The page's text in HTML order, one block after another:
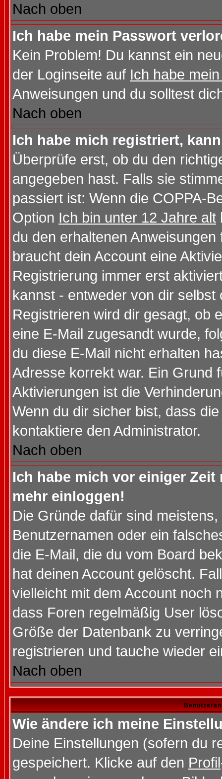
Nach oben
Ich habe mein Passwort
Kein Problem! Du kannst ein
der Loginseite auf Ich habe
Anweisungen und du solltest
Nach oben
Ich habe mich registriert,
Überprüfe erst, ob du den
angegeben hast. Falls sie
passiert ist: Wenn die COPPA-
Option Ich bin unter 12 Jahre alt
du den erhaltenen
braucht dein Account eine
Registrierung immer erst
kannst - entweder von dir selbst
Registrieren wird dir gesagt, ob
eine E-Mail zugesandt wurde,
du diese E-Mail nicht erhalten
Adresse korrekt war. Ein Grund
Aktivierungen ist die
Wenn du dir sicher bist, dass
kontaktiere den Administrator.
Nach oben
Ich habe mich vor einiger
mehr einloggen!
Die Gründe dafür sind
Benutzernamen oder ein
die E-Mail, die du vom Board
hat deinen Account gelöscht.
vielleicht mit dem Account noch
dass Foren regelmäßig User
Größe der Datenbank zu
registrieren und tauche wieder
Nach oben
Wie ändere ich meine
Deine Einstellungen (sofern du
gespeichert. Klicke auf den Profil